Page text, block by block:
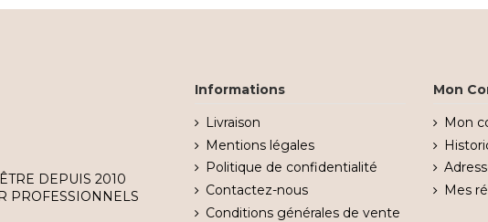
DEPUIS 2010
PROFESSIONNELS
Informations
Livraison
Mentions légales
Politique de confidentialité
Contactez-nous
Conditions générales de vente
Mon
Mon
Mes